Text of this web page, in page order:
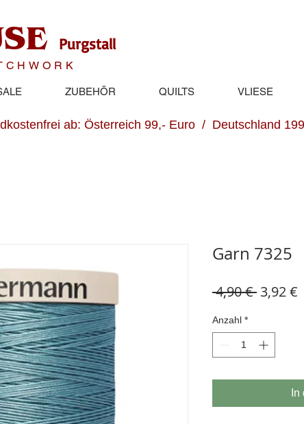
Purgstall
ZUBEHÖR QUILTS VLIESE
ab: Österreich 99,- Euro / Deutschland
Garn 7325
4,90 € 3,92 €
Anzahl *